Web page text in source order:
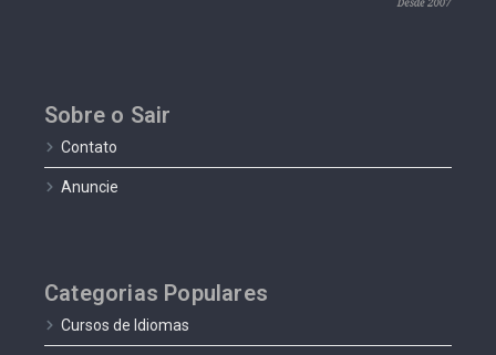
Sobre o Sair
Contato
Anuncie
Categorias Populares
Cursos de Idiomas